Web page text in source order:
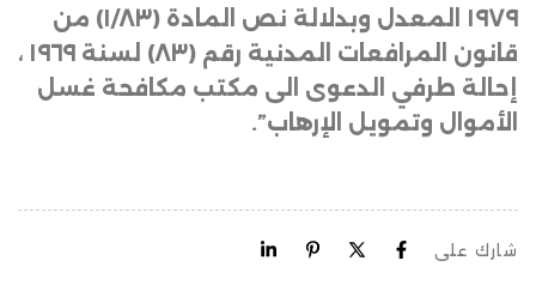
۱۹۷۹ المعدل وبدلالة نص المادة (۱/۸۳)
من
قانون المرافعات المدنية رقم (۸۳) لسنة ۱۹ ٦٩ ،
إحالة طرفي الدعوى الى مكتب مكافحة غسل
الأموال وتمويل الإرهاب”.
شارك على